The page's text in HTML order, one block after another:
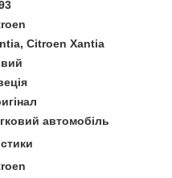
Citroen Xantia
автомобіль